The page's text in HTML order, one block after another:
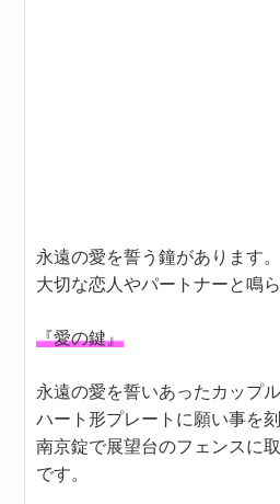
永遠の愛を誓う鐘があります。
大切な恋人やパートナーと鳴
『愛の鍵』
永遠の愛を誓いあったカップル
ハート形プレートに願い事を刻
南京錠で展望台のフェンスに
です。